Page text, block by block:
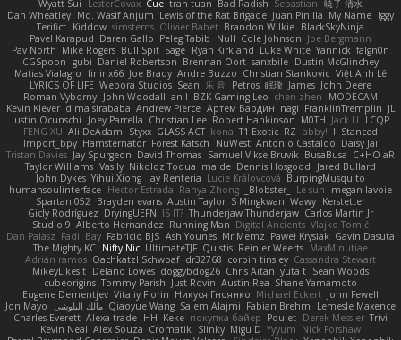
Wyatt Sui
LesterCovax Cue tran tuan Bad Radish Sebastian 暁子 清水
Dan Wheatley Md. Wasif Anjum Lewis of the Rat Brigade Juan Pinilla My Name Iggy
Terifict Kiddow simsterns Olivier Babet Brandon Wilkie BlackSkyNinja
Pavel Karapud Daren Gallo Peleg Tabib Null Cole Johnson Joe Bergmann
Pav North Mike Rogers Bull Spit Sage Ryan Kirkland Luke White Yannick falgn0n
CGSpoon gubi Daniel Robertson Brennan Oort sanxbile Dustin McGlinchey
Matias Vialagro
lininx66 Joe Brady Andre Buzzo Christian Stankovic Việt Anh Lê
LYRICS OF LIFE Webora Studios Sean 乐 音 Petros 眠瓏 James John Deere
Roman Vyborny John Woodall an l BZK Gaming Leo chen zhen
MODECAM
Kevin Klever dima sirababa Andrew Pierce Артем Бардин nagi FranklinTremplin JL
Iustin Ocunschi
Joey Parrella Christian Lee Robert Hankinson M0TH Jack Ü
LCQP
FENG XU Ali DeAdam Styxx GLASS ACT kona T1 Exotic RZ abby! ll Stanced
Import_bpy Hamsternator Forest Katsch NuWest Antonio Castaldo Daisy Jai
Tristan Davies Jay Spurgeon David Thomas Samuel Vikse Bruvik BusaBusa C+HO aR
Taylor Williams Vasily Nikoloz Todua ma de Dennis Hosgood
Jared Bullard
John Dykes Yihui Xiong Jay Renteria Lucie Královcová BurpingMusquito
humansoulinterface Hector Estrada Ranya Zhong _Blobster_ Le sun
megan lavoie
Spartan 052 Brayden evans Austin Taylor S Mingkwan Wawy Kerstetter
Gicly Rodríguez DryingUEFN IS IT? Thunderjaw Thunderjaw Carlos Martin Jr
Studio 9 Alberto Hernandez Running Man Digital Ancients Vlajko Tomić
Dan Palasz Fadil Bay Fabricio BJS Ash Younes Mr Memz Paweł Krysiak Gavin Dasuta
The Mighty KC Nifty Nic UltimateTJF Quistis Reinier Weerts MaxMinutiae
Adrián ramos Oachkatzl Schwoaf dr32768 corbin tinsley Cassandra Stewart
MikeyLikesIt Delano Lowes doggybdog26 Chris Aitan yuta t Sean Woods
cubeorigins Tommy Parish Just Rovin Austin Rea Shane Yamamoto
Eugene Dementjev Vitaliy Florin Никуся Гноянко Michael Eckert John Fewell
Jon Mayo مالك البلوشي Qiaoyue Wang Salem Alajmi Fabian Brehm
Lemesle Maxence
Charles Everett Alexa trade HH Keke покупка байер Poulet Derek Messier Trivi
Kevin Neal Alex Souza Cromatik Slinky Migu D Yyyum Nick Forshaw